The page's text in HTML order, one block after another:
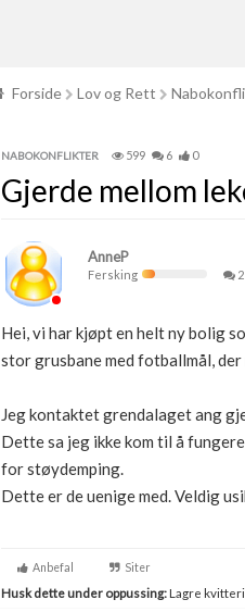
Forside Lov og Rett
NABOKONFLIKTER 599 6 0
Gjerde mellom
AnneP
Fersking 2
Hei, vi har kjøpt en helt ny bolig
stor grusbane med fotballmål,
Jeg kontaktet grendalaget ang
Dette sa jeg ikke kom til å
for støydemping.
Dette er de uenige med. Veldig
Anbefal Siter
Husk dette under oppussing:Lagre